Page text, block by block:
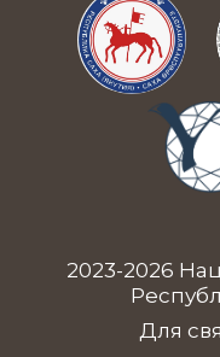
2023-2026
Для